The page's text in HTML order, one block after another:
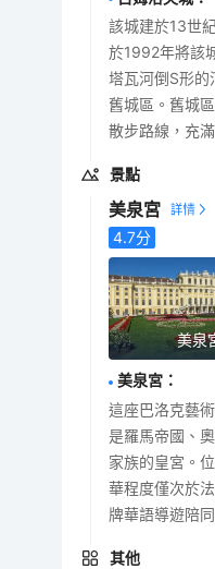
該城建於13世
於1992年將該
塔瓦河倒S形的
舊城區。舊城
散步路線，充
景點
美泉宮
4.7分
美泉
美泉宮 ：
這座巴洛克藝
是羅馬帝國、
家族的皇宮。
華程度僅次於
牌華語導遊陪
其他